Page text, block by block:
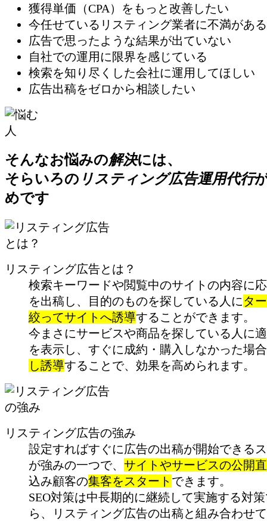
獲得単価（CPA）をもっと改善したい
今任せているリスティング業者に不満がある
広告で思ったような結果が出ていない
自社での運用に限界を感じている
検索を知り尽くした会社に運用してほしい
広告出稿をゼロから相談したい
そんなお悩みの解決には、
そらいろの リスティング広告運用代行
めです
リスティング広告とは？
検索キーワードや閲覧中のサイトの内容に
を出稿し、目的のものを探している人にタ
絞ってサイトへ誘導することができます。
今まさにサービスや商品を探している人に
を表示し、すぐに成約・購入しなかった場
し誘導することで、効果を高められます。
リスティング広告の強み
設定すればすぐに広告の出稿が開始できる
が強みの一つで、 サイトやサービスの公開
込み顧客の集客をスタート できます。
SEO対策は中長期的に継続して実施する対
ら、リスティング広告の出稿と組み合わせ